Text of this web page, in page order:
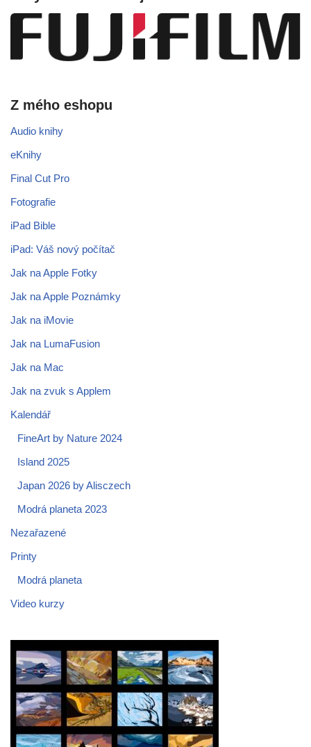
Z mého eshopu
Audio knihy
eKnihy
Final Cut Pro
Fotografie
iPad Bible
iPad: Váš nový počítač
Jak na Apple Fotky
Jak na Apple Poznámky
Jak na iMovie
Jak na LumaFusion
Jak na Mac
Jak na zvuk s Applem
Kalendář
FineArt by Nature 2024
Island 2025
Japan 2026 by Alisczech
Modrá planeta 2023
Nezařazené
Printy
Modrá planeta
Video kurzy